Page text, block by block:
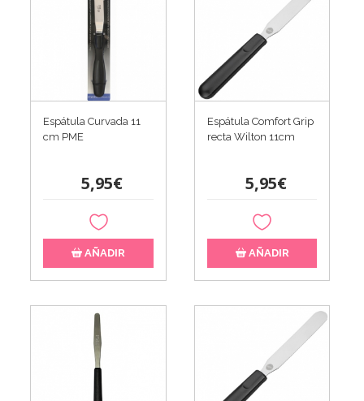
Espátula Curvada 11
cm PME
5,95€
AÑADIR
Espátula Comfort Grip
recta Wilton 11cm
5,95€
AÑADIR